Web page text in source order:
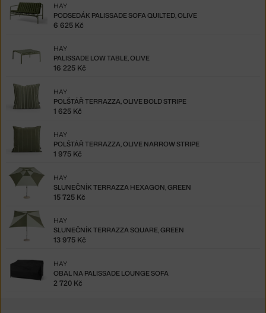
PODSEDÁK PALISSADE SOFA QUILTED, OLIVE
HAY
6 625 Kč
PALISSADE LOW TABLE, OLIVE
HAY
16 225 Kč
POLŠTÁŘ TERRAZZA, OLIVE BOLD STRIPE
HAY
1 625 Kč
POLŠTÁŘ TERRAZZA, OLIVE NARROW STRIPE
HAY
1 975 Kč
SLUNEČNÍK TERRAZZA HEXAGON, GREEN
HAY
15 725 Kč
SLUNEČNÍK TERRAZZA SQUARE, GREEN
HAY
13 975 Kč
OBAL NA PALISSADE LOUNGE SOFA
HAY
2 720 Kč